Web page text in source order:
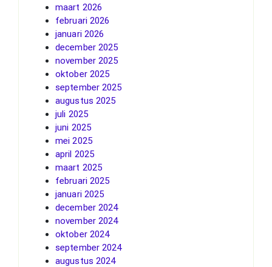
maart 2026
februari 2026
januari 2026
december 2025
november 2025
oktober 2025
september 2025
augustus 2025
juli 2025
juni 2025
mei 2025
april 2025
maart 2025
februari 2025
januari 2025
december 2024
november 2024
oktober 2024
september 2024
augustus 2024